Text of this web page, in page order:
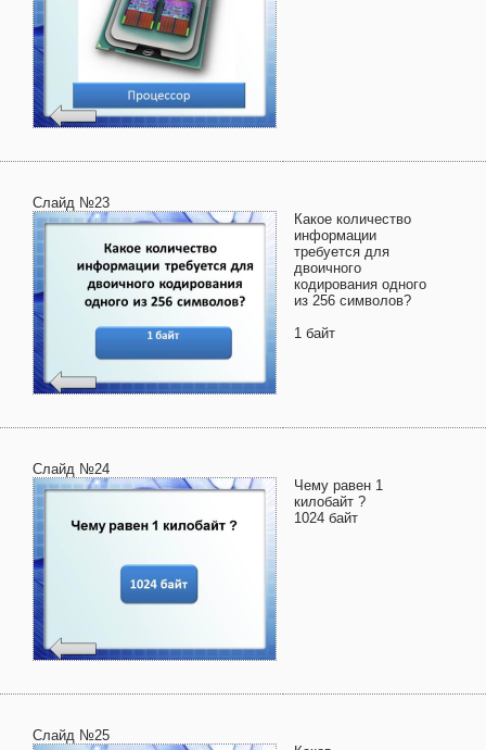
Слайд №23
Какое количество
информации
требуется для
двоичного
кодирования одного
из 256 символов?
1 байт
Слайд №24
Чему равен 1
килобайт ?
1024 байт
Слайд №25